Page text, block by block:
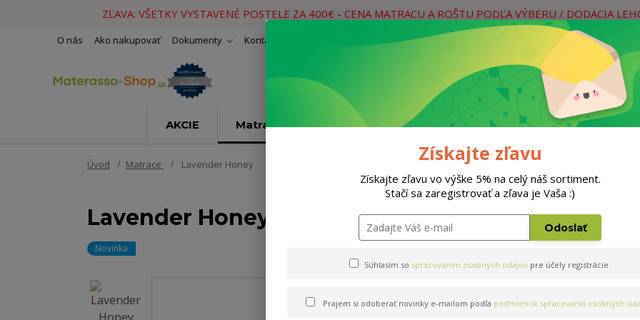
ZĽAVA: VŠETKY VYSTAVENÉ POSTELE ZA 400€ - CENA MATRACU A ROŠTU PODĽA VÝBERU / DODACIA
O nás Ako nakupovať Dokumenty Kontakty
Hľadať
Neviete si rady? Zavolajte.
AKCIE Matrace Rošty Doplnky Postele
Úvod Matrace Lavender Honey
Lavender Honey
Novinka
Získajte zľavu
Získajte zľavu vo výške 5% na celý náš sortiment.
Stačí sa zaregistrovať a zľava je Vaša :)
Odoslať
Súhlasím so spracovaním osobných údajov pre účely registrácie.
Prajem si odoberať novinky e-mailom podľa podmienok spracovania osobných